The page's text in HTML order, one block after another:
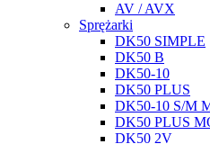
AV / AVX
Sprężarki
DK50 SIMPLE
DK50 B
DK50-10
DK50 PLUS
DK50-10 S/M
DK50 PLUS
DK50 2V